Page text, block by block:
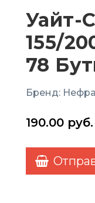
Уайт-
155/
78
Бренд:
190.00 руб.